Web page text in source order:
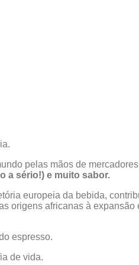
pelas mãos de
a sério!) e muito sabor.
europeia da bebida,
origens africanas à
espresso.
de vida.